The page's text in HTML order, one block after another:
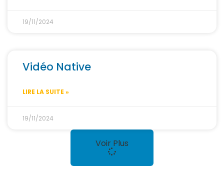
19/11/2024
Vidéo Native
LIRE LA SUITE »
19/11/2024
Voir Plus